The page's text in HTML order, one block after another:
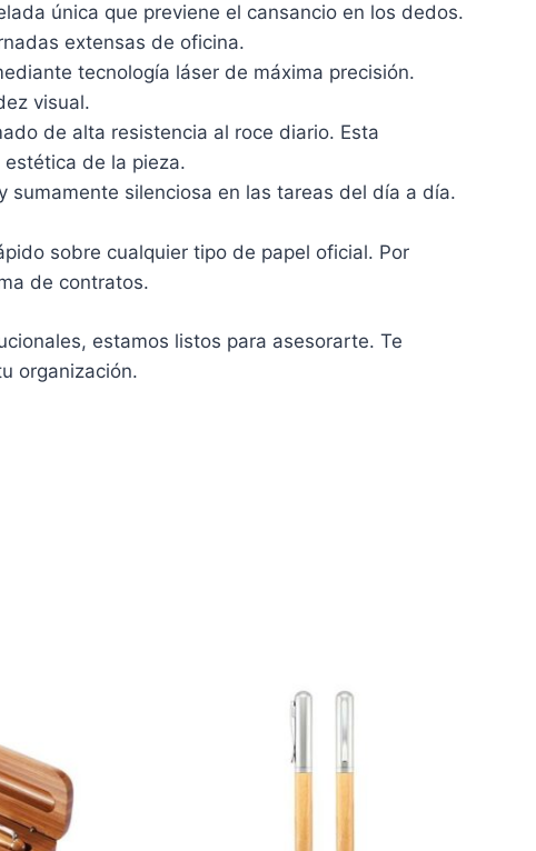
única que previene el cansancio en los dedos.
extensas de oficina.
tecnología láser de máxima precisión.
visual.
de alta resistencia al roce diario. Esta
de la pieza.
sumamente silenciosa en las tareas del día a día.
sobre cualquier tipo de papel oficial. Por
de contratos.
estamos listos para asesorarte. Te
organización.